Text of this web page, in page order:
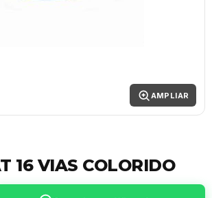
AMPLIAR
16 VIAS COLORIDO